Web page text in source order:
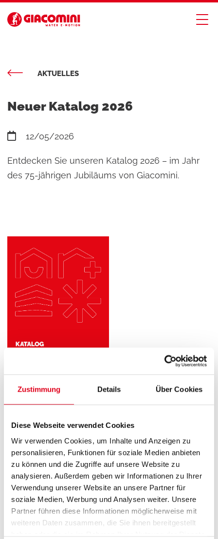
Zustimmung Details Über Cookies
Diese Webseite verwendet Cookies
Wir verwenden Cookies, um Inhalte und Anzeigen zu
personalisieren, Funktionen für soziale Medien anbieten
zu können und die Zugriffe auf unsere Website zu
analysieren. Außerdem geben wir Informationen zu Ihrer
Verwendung unserer Website an unsere Partner für
soziale Medien, Werbung und Analysen weiter. Unsere
Partner führen diese Informationen möglicherweise mit
weiteren Daten zusammen, die Sie ihnen bereitgestellt
haben oder die sie im Rahmen Ihrer Nutzung der Dienste
AKTUELLES
Neuer Katalog 2026
12/05/2026
Entdecken Sie unseren Katalog 2026 – im Jahr
des 75-jährigen Jubiläums von Giacomini.
Der integrierte Navigationsbaum wurde um
zusätzliche Lesezeichen für alle Produkte
ergänzt und sorgt so für eine übersichtliche und
einfache Navigation durch den Katalog.
Der aktuelle Katalog steht Ihnen ab sofort als
Gesamtdokument sowie in einzelnen Kapiteln